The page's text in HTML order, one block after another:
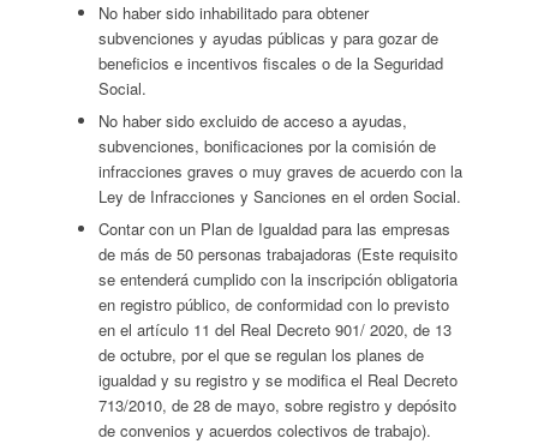
No haber sido inhabilitado para obtener
subvenciones y ayudas públicas y para gozar de
beneficios e incentivos fiscales o de la Seguridad
Social.
No haber sido excluido de acceso a ayudas,
subvenciones, bonificaciones por la comisión de
infracciones graves o muy graves de acuerdo con la
Ley de Infracciones y Sanciones en el orden Social.
Contar con un Plan de Igualdad para las empresas
de más de 50 personas trabajadoras (Este requisito
se entenderá cumplido con la inscripción obligatoria
en registro público, de conformidad con lo previsto
en el artículo 11 del Real Decreto 901/ 2020, de 13
de octubre, por el que se regulan los planes de
igualdad y su registro y se modifica el Real Decreto
713/2010, de 28 de mayo, sobre registro y depósito
de convenios y acuerdos colectivos de trabajo).